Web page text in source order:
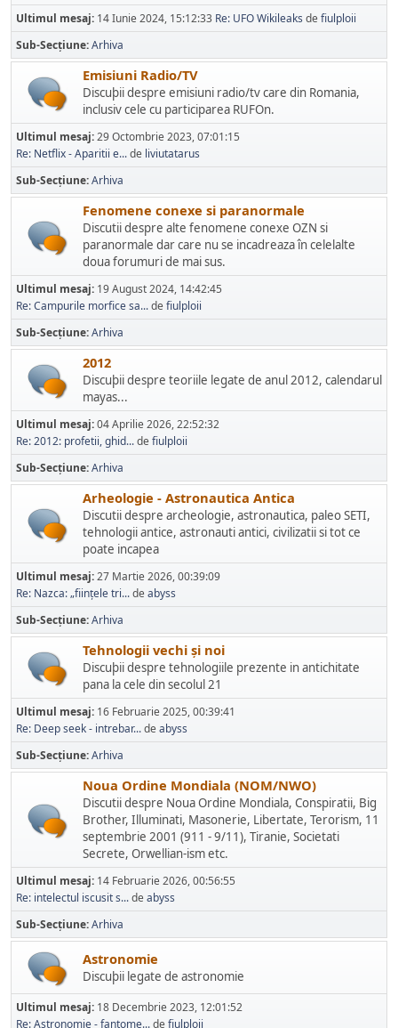
Ultimul mesaj: 14 Iunie 2024, 15:12:33 Re: UFO Wikileaks de fiulploii
Sub-Secțiune Arhiva
Emisiuni Radio/TV
Discuþii despre emisiuni radio/tv care din Romania,
inclusiv cele cu participarea RUFOn.
Ultimul mesaj:29 Octombrie 2023, 07:01:15
Re: Netflix - Aparitii e...de liviutatarus
Sub-Secțiune Arhiva
Fenomene conexe si paranormale
Discutii despre alte fenomene conexe OZN si
paranormale dar care nu se incadreaza în celelalte
doua forumuri de mai sus.
Ultimul mesaj: 19 August 2024, 14:42:45
Re: Campurile morfice sa...de fiulploii
Sub-Secțiune Arhiva
2012
Discuþii despre teoriile legate de anul 2012, calendarul
mayas...
Ultimul mesaj:04 Aprilie 2026, 22:52:32
Re: 2012: profetii, ghid...de fiulploii
Sub-Secțiune Arhiva
Arheologie - Astronautica Antica
Discutii despre archeologie, astronautica, paleo SETI,
tehnologii antice, astronauti antici, civilizatii si tot ce
poate incapea
Ultimul mesaj:27 Martie 2026, 00:39:09
Re: Nazca: „ființele tri...de abyss
Sub-Secțiune Arhiva
Tehnologii vechi și noi
Discuþii despre tehnologiile prezente in antichitate
pana la cele din secolul 21
Ultimul mesaj: 16 Februarie 2025, 00:39:41
Re: Deep seek - intrebar...de abyss
Sub-Secțiune Arhiva
Noua Ordine Mondiala (NOM/NWO)
Discutii despre Noua Ordine Mondiala, Conspiratii, Big
Brother, Illuminati, Masonerie, Libertate, Terorism, 11
septembrie 2001 (911 - 9/11), Tiranie, Societati
Secrete, Orwellian-ism etc.
Ultimul mesaj: 14 Februarie 2026, 00:56:55
Re: intelectul iscusit s...de abyss
Sub-Secțiune Arhiva
Astronomie
Discuþii legate de astronomie
Ultimul mesaj: 18 Decembrie 2023, 12:01:52
Re: Astronomie - fantome...de fiulploii